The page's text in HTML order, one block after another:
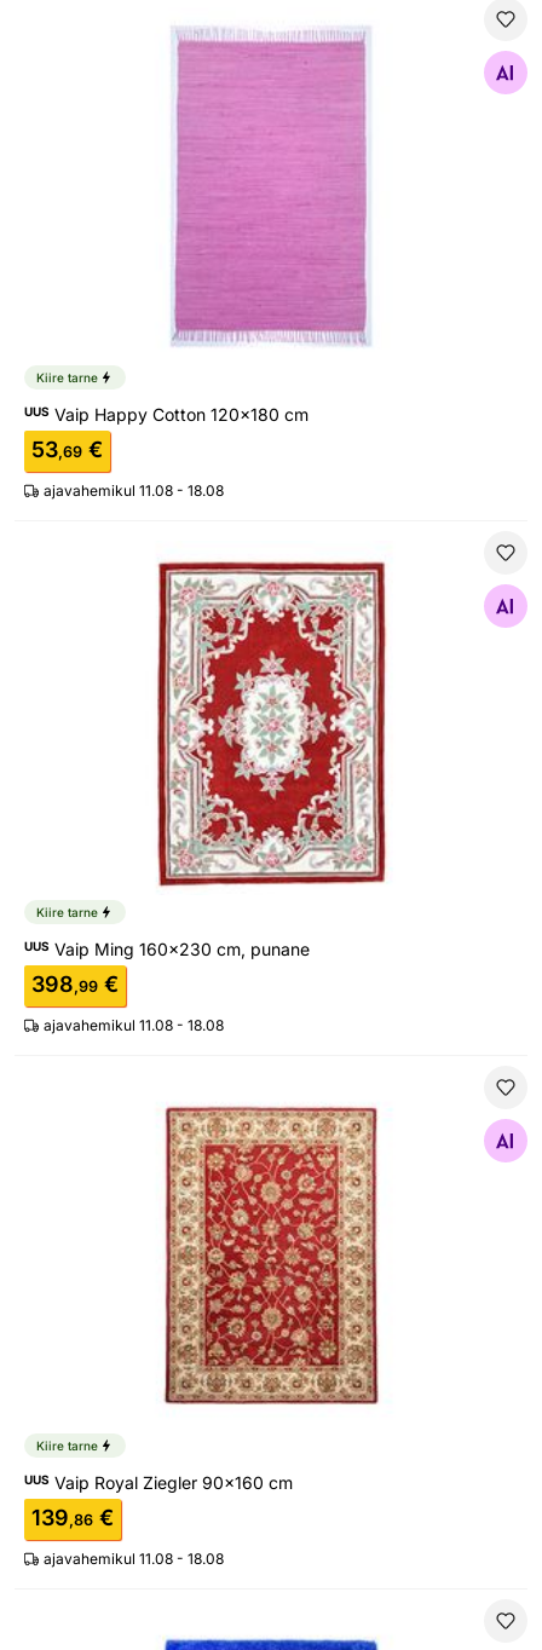
Vaip Happy Cotton 120x180 cm
Kiire tarne
UUS Vaip Happy Cotton 120x180 cm
53,69 €
ajavahemikul 11.08 - 18.08
Vaip Ming 160x230 cm, punane
Kiire tarne
UUS Vaip Ming 160x230 cm, punane
398,99 €
ajavahemikul 11.08 - 18.08
Vaip Royal Ziegler 90x160 cm
Kiire tarne
UUS Vaip Royal Ziegler 90x160 cm
139,86 €
ajavahemikul 11.08 - 18.08